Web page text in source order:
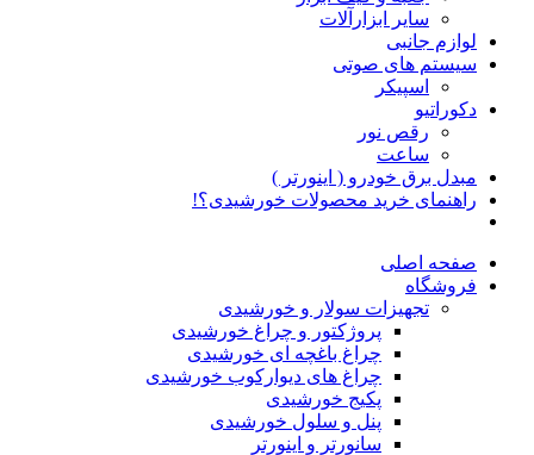
سایر ابزارآلات
لوازم جانبی
سیستم های صوتی
اسپیکر
دکوراتیو
رقص نور
ساعت
مبدل برق خودرو ( اینورتر )
راهنمای خرید محصولات خورشیدی؟!
صفحه اصلی
فروشگاه
تجهیزات سولار و خورشیدی
پروژکتور و چراغ خورشیدی
چراغ باغچه ای خورشیدی
چراغ های دیوارکوب خورشیدی
پکیج خورشیدی
پنل و سلول خورشیدی
سانورتر و اینورتر